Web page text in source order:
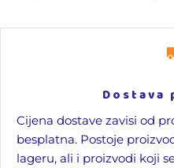
Dostava
Cijena dostave zavisi od
besplatna. Postoje
lageru, ali i proizvodi koji